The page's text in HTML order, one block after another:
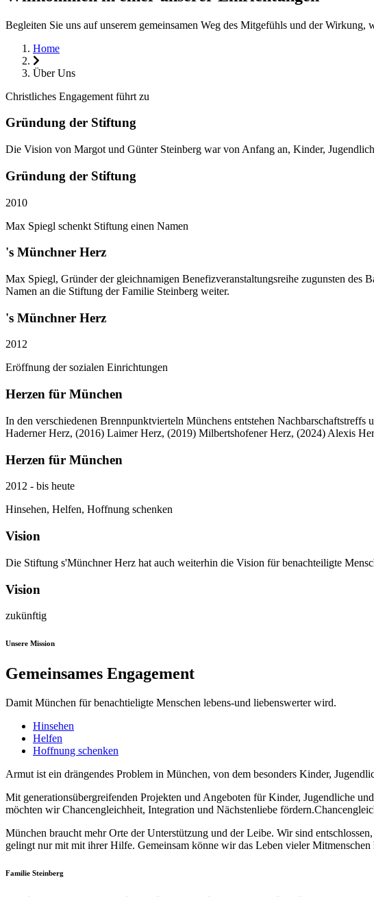
Begleiten Sie uns auf unserem gemeinsamen Weg des Mitgefühls und der
Home
Über Uns
Christliches Engagement führt zu
Gründung der Stiftung
Die Vision von Margot und Günter Steinberg war von Anfang an, Kinder,
Gründung der Stiftung
2010
Max Spiegl schenkt Stiftung einen Namen
's Münchner Herz
Max Spiegl, Gründer der gleichnamigen Benefizveranstaltungsreihe zugunsten des
Namen an die Stiftung der Familie Steinberg weiter.
's Münchner Herz
2012
Eröffnung der sozialen Einrichtungen
Herzen für München
In den verschiedenen Brennpunktvierteln Münchens entstehen
Haderner Herz, (2016) Laimer Herz, (2019) Milbertshofener Herz, (2024) Alexis
Herzen für München
2012 - bis heute
Hinsehen, Helfen, Hoffnung schenken
Vision
Die Stiftung s'Münchner Herz hat auch weiterhin die Vision für benachteiligte
Vision
zukünftig
Unsere Mission
Gemeinsames Engagement
Damit München für benachtieligte Menschen lebens-und liebenswerter wird.
Hinsehen
Helfen
Hoffnung schenken
Armut ist ein drängendes Problem in München, von dem besonders Kinder,
Mit generationsübergreifenden Projekten und Angeboten für Kinder, Jugendliche
möchten wir Chancengleichheit, Integration und Nächstenliebe
München braucht mehr Orte der Unterstützung und der Leibe. Wir sind
gelingt nur mit mit ihrer Hilfe. Gemeinsam könne wir das Leben vieler
Familie Steinberg